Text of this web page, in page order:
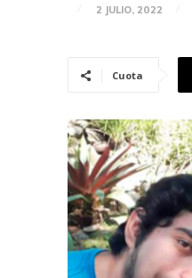
2 JULIO, 2022
Cuota